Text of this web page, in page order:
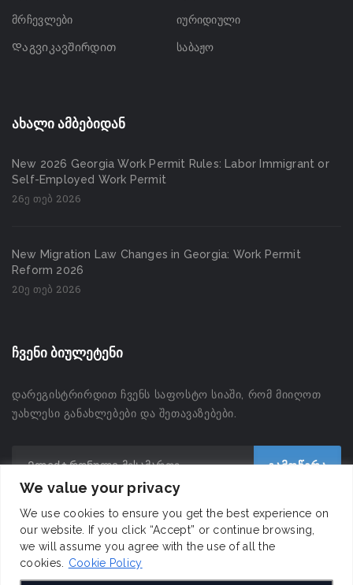
We value your privacy
We use cookies to ensure you get the best experience on
our website. If you click “Accept” or continue browsing,
we will assume you agree with the use of all the
cookies.
Cookie Policy
მრჩევლები
Დაგვიკავშირდით
იურიდიული
საბაჟო
ახალი ამბებიდან
New 2026 Georgia Work Permit Rules: Labor Immigrant or
Self-Employed Work Permit
26ე თებ 2026
New Migration Law Changes in Georgia: Work Permit
Reform 2026
20ე თებ 2026
ჩვენი ბიულეტენი
დარეგისტრირდით ჩვენს საფოსტო სიაში, რომ მიიღოთ
უახლესი განახლებები და შეთავაზებები.